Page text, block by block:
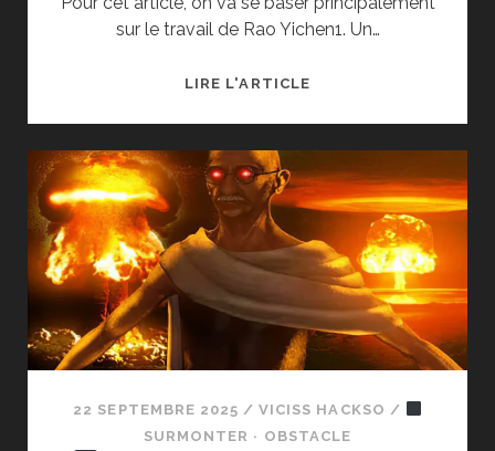
sur le travail de Rao Yichen1. Un…
LIRE L'ARTICLE
TRAITEMENT
POUR
« L’ADDICTION » À
INTERNET
[AJ5]
22 SEPTEMBRE 2025 /VICISS HACKSO /
SURMONTER · OBSTACLE